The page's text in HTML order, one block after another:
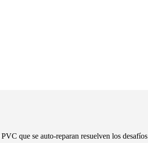
que se auto-reparan resuelven los desafíos